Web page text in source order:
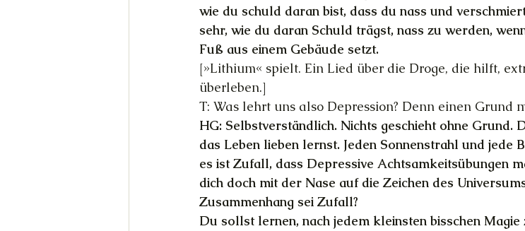
wie du schuld daran bist, dass du nass und
sehr, wie du daran Schuld trägst, nass zu werden,
Fuß aus einem Gebäude setzt.
[»Lithium« spielt. Ein Lied über die Droge, die hilft,
überleben.]
T: Was lehrt uns also Depression? Denn einen Grund
HG: Selbstverständlich. Nichts geschieht ohne Grund.
das Leben lieben lernst. Jeden Sonnenstrahl und jede
es ist Zufall, dass Depressive Achtsamkeitsübungen
dich doch mit der Nase auf die Zeichen des
Zusammenhang sei Zufall?
Du sollst lernen, nach jedem kleinsten bisschen